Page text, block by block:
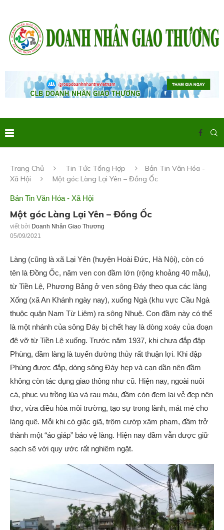
Trang Chủ Tin Tức Tổng Hợp
Bản Tin Văn Hóa -
Xã Hội
Một góc Làng Lại Yên – Đồng Ốc
Bản Tin Văn Hóa - Xã Hội
Một góc Làng Lại Yên – Đồng Ốc
viết bởi Doanh Nhân Giao Thương
05/09/2021
Làng (cũng là xã Lại Yên (huyện Hoài Đức, Hà Nội), còn có
tên là Đồng Ốc, năm ven con đầm lớn (rộng khoảng 40 mẫu),
từ Tiền Lệ, Phương Bảng ở ven sông Đáy theo qua các làng
Xống (xã An Khánh ngày nay), xuống Ngà (khu vực Cầu Ngà
thuộc quận Nam Từ Liêm) ra sông Nhuệ. Con đầm này có thể
là một nhánh của sông Đáy bị chết hay là dòng xoáy của đoạn
đê vỡ từ Tiền Lệ xuống. Trước năm 1937, khi chưa đắp đập
Phùng, đầm làng là tuyến đường thủy rất thuận lợi. Khi đập
Phùng được đắp, dòng sông Đáy hẹp và cạn dần nên đầm
không còn tác dụng giao thông như cũ. Hiện nay, ngoài nuôi
cá, phục vụ trồng lúa và rau màu, đầm còn đem lại vẻ đẹp nên
thơ, vừa điều hòa môi trường, tạo sự trong lành, mát mẻ cho
làng quê. Mỗi khi có giặc giã, trộm cướp xâm phạm, đầm trở
thành một “áo giáp” bảo vệ làng. Hiện nay đầm vẫn được giữ
sạch sẽ với quy ước rất nghiêm ngặt.